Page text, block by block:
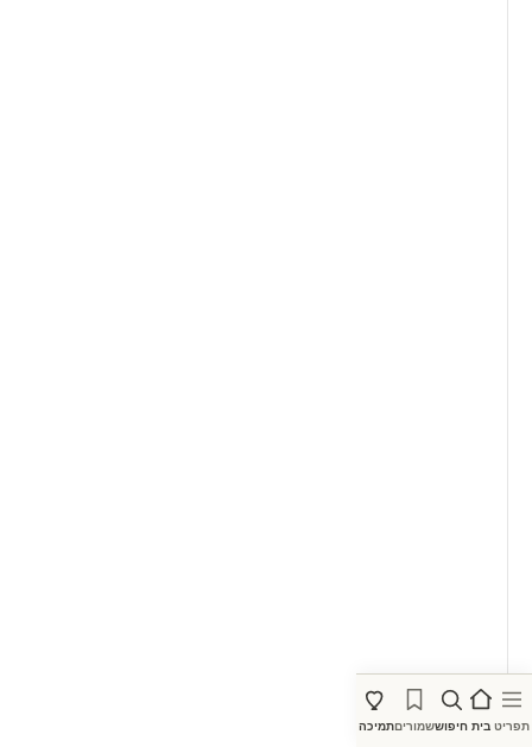
תפריט בית חיפוששמוריםתמיכה